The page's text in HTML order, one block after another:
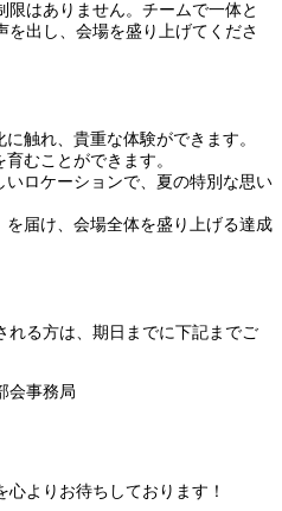
限はありません。チームで一体と
出し、会場を盛り上げてくださ
触れ、貴重な体験ができます。
むことができます。
いロケーションで、夏の特別な思い
届け、会場全体を盛り上げる達成
れる方は、期日までに下記までご
会事務局
よりお待ちしております！